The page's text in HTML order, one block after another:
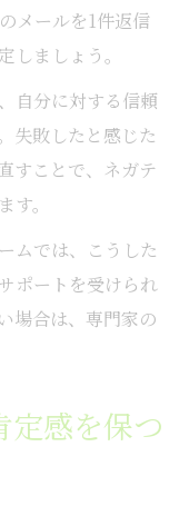
メールを1件返信
しましょう。
自分に対する信頼
失敗したと感じた
すことで、ネガテ
。
ムでは、こうした
ポートを受けられ
場合は、専門家の
定感を保つ